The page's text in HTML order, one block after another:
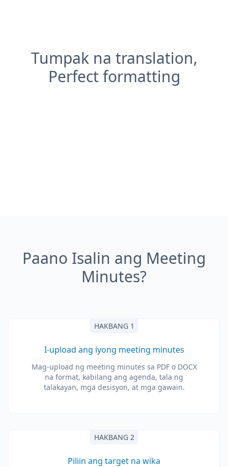
Tumpak na translation,
Perfect formatting
Paano Isalin ang Meeting
Minutes?
HAKBANG 1
I-upload ang iyong meeting minutes
Mag-upload ng meeting minutes sa PDF o DOCX
na format, kabilang ang agenda, tala ng
talakayan, mga desisyon, at mga gawain.
HAKBANG 2
Piliin ang target na wika